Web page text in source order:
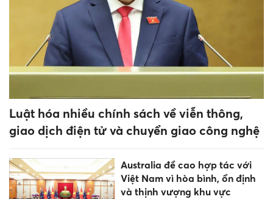
Luật hóa nhiều chính sách về viễn thông,
giao dịch điện tử và chuyển giao công nghệ
Australia đề cao hợp tác với
Việt Nam vì hòa bình, ổn định
và thịnh vượng khu vực